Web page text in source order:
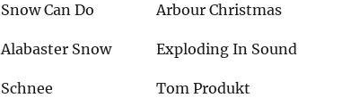
Snow Can Do Arbour Christmas
Alabaster Snow Exploding In Sound
Schnee Tom Produkt